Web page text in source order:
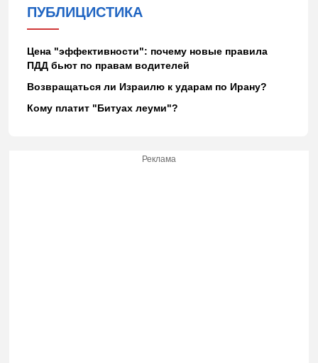
ПУБЛИЦИСТИКА
Цена "эффективности": почему новые правила
ПДД бьют по правам водителей
Возвращаться ли Израилю к ударам по Ирану?
Кому платит "Битуах леуми"?
Реклама